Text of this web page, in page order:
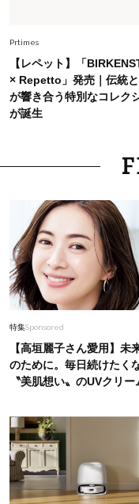
スタイ
やぐ【
Prtimes
【レペット】「
× Repetto」発売｜伝統
が響き合う特別なコレク
が誕生
特集Sponsored
【高垣麗子さん愛用】未
のために。毎日続けたく
〝美肌想い〟のUVクリー